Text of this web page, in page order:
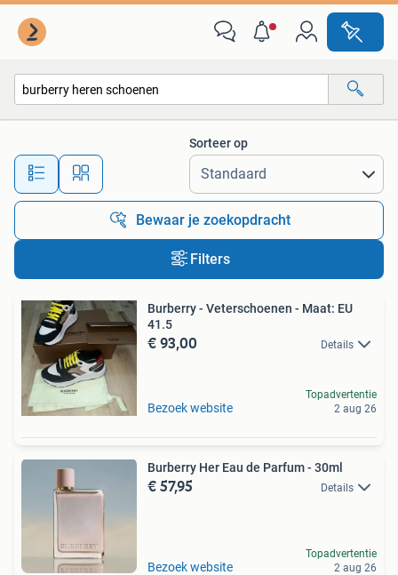
Alle afstanden…
Sorteer op
Bewaar je zoekopdracht
Filters
Burberry - Veterschoenen - Maat: EU
41.5
€ 93,00 Details
Bezoek website
Topadvertentie
2 aug 26
Burberry Her Eau de Parfum - 30ml
€ 57,95 Details
Bezoek website
Topadvertentie
2 aug 26